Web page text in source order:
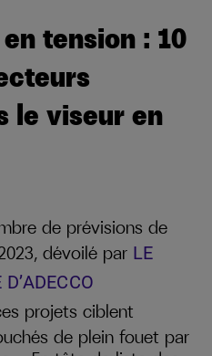
tension : 10
le viseur en
de prévisions de
dévoilé par LE
projets ciblent
de plein fouet par